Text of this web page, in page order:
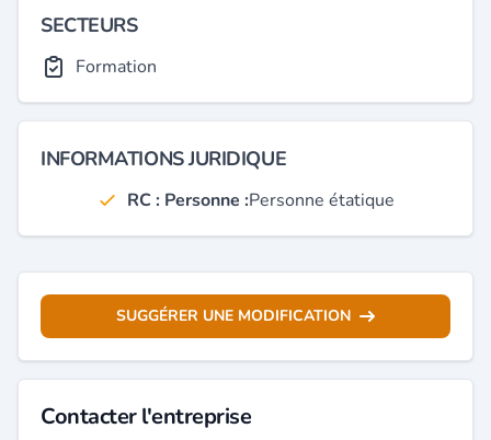
SECTEURS
Formation
INFORMATIONS JURIDIQUE
RC : Personne :Personne étatique
SUGGÉRER UNE MODIFICATION
Contacter l'entreprise